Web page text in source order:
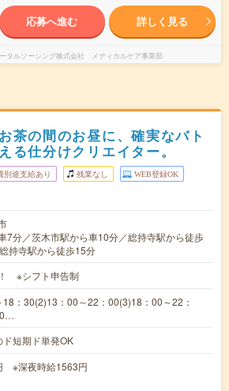
応募へ進む 詳しく見る
タルソーシング株式会社 メディカルケア事業部
茶の間のお昼に、確実なバト
る仕分けクリエイター。
別途支給あり 残業なし WEB登録OK
7分／茨木市駅から車10分／総持寺駅から徒歩
持寺駅から徒歩15分
※シフト申告制
：30(2)13：00～22：00(3)18：00～22：
ド短期ド単発OK
※深夜時給1563円